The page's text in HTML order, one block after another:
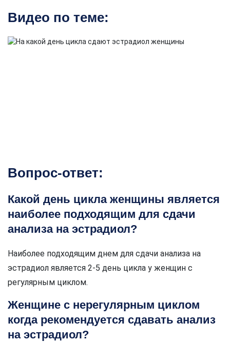
Видео по теме:
Вопрос-ответ:
Какой день цикла женщины является
наиболее подходящим для сдачи
анализа на эстрадиол?
Наиболее подходящим днем для сдачи анализа на
эстрадиол является 2-5 день цикла у женщин с
регулярным циклом.
Женщине с нерегулярным циклом
когда рекомендуется сдавать анализ
на эстрадиол?